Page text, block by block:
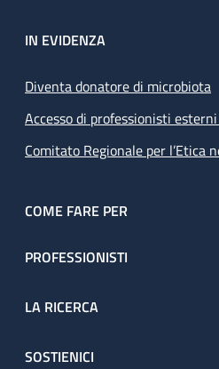
IN EVIDENZA
Diventa donatore di microbiota
Accesso di professionisti
Comitato Regionale per l’Etica
COME FARE PER
PROFESSIONISTI
LA RICERCA
SOSTIENICI